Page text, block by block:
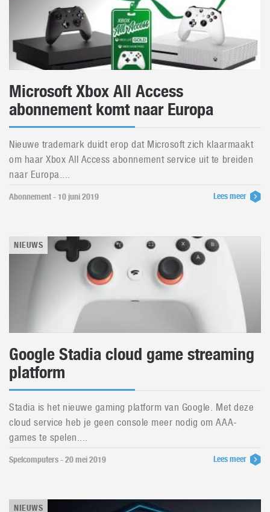
Microsoft Xbox All Access
abonnement komt naar Europa
Nieuwe trademark duidt erop dat Microsoft zich klaarmaakt
om haar Xbox All Access abonnement service uit te breiden
naar Europa....
Abonnement - 10 juni 2019 Lees meer
NIEUWS
Google Stadia cloud game streaming
platform
Stadia is het nieuwe gaming platform van Google. Met deze
cloud service heb je geen console meer nodig om AAA-
games te spelen....
Spelcomputers - 20 mei 2019 Lees meer
NIEUWS